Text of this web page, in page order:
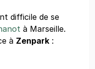
difficile de se
à Marseille.
à Zenpark :